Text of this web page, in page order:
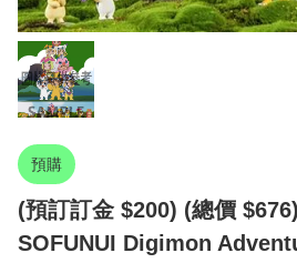
預購
(預訂訂金 $200) (總價
SOFUNUI Digimon